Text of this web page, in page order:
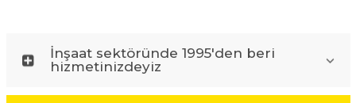
İnşaat sektöründe 1995'den beri
hizmetinizdeyiz